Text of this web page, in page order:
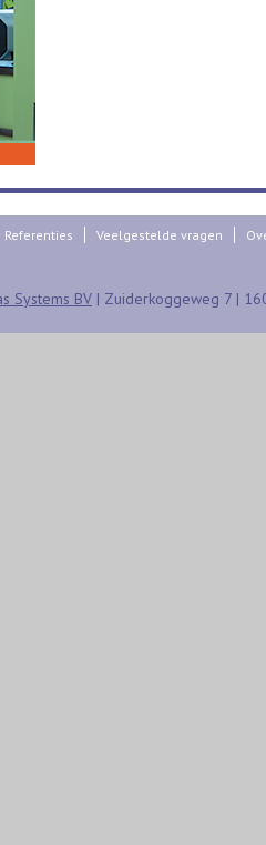
Referenties Veelgestelde vragen
Systems BV | Zuiderkoggeweg 7 |